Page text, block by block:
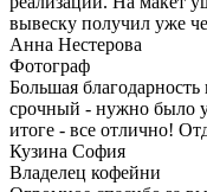
вывеску получил уже
Анна Нестерова
Фотограф
Большая
срочный - нужно было
итоге - все отлично!
Кузина София
Владелец кофейни